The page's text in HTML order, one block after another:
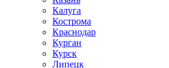
Калуга
Кострома
Краснодар
Курган
Курск
Липецк